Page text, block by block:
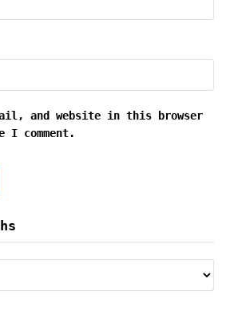
and website in this browser
comment.